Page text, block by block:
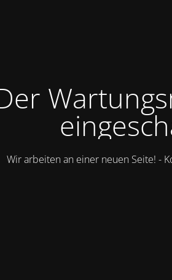
Wir arbeiten an einer neuen Seite! -